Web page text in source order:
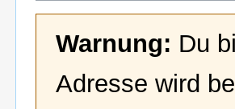
Navigation
SucheWarnung: Du
Adresse wird